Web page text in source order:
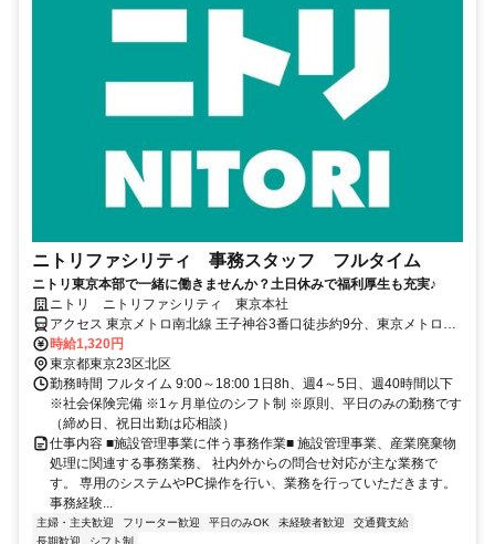
ニトリファシリティ 事務スタッフ フルタイム
ニトリ東京本部で一緒に働きませんか？土日休みで福利厚生も充実♪
ニトリ ニトリファシリティ 東京本社
アクセス 東京メトロ南北線 王子神谷3番口徒歩約9分、東京メトロ南
北線 志茂1番口徒歩約10分、ＪＲ京浜東北線 東十条北口徒歩約17分
「王子神谷駅」3番出口より徒歩約8分
時給1,320円
東京都東京23区北区
勤務時間 フルタイム 9:00～18:00 1日8h、週4～5日、週40時間以下
※社会保険完備 ※1ヶ月単位のシフト制 ※原則、平日のみの勤務です
（締め日、祝日出勤は応相談）
仕事内容 ■施設管理事業に伴う事務作業■ 施設管理事業、産業廃棄物
処理に関連する事務業務、 社内外からの問合せ対応が主な業務で
す。 専用のシステムやPC操作を行い、業務を行っていただきます。
事務経験...
主婦・主夫歓迎 フリーター歓迎 平日のみOK 未経験者歓迎
交通費支給
長期歓迎
シフト制